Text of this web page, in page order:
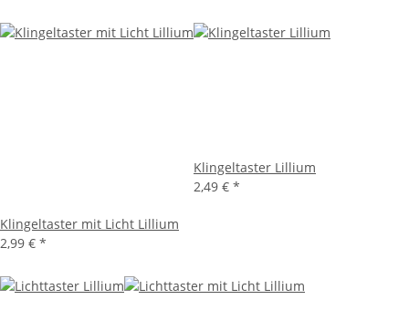
Klingeltaster mit Licht Lillium
2,99 € *
Klingeltaster Lillium
2,49 € *